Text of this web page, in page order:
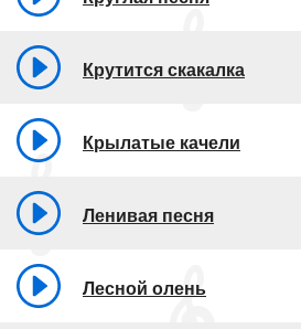
Крутится скакалка
Крылатые качели
Ленивая песня
Лесной олень